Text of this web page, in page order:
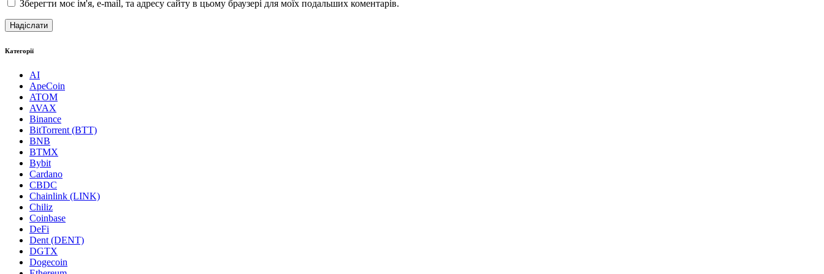
Зберегти моє ім'я, e-mail, та адресу сайту в цьому браузері для моїх подальших коментарів.
Категорії
AI
ApeCoin
ATOM
AVAX
Binance
BitTorrent (BTT)
BNB
BTMX
Bybit
Cardano
CBDC
Chainlink (LINK)
Chiliz
Coinbase
DeFi
Dent (DENT)
DGTX
Dogecoin